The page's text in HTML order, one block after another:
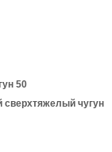
50
чугун